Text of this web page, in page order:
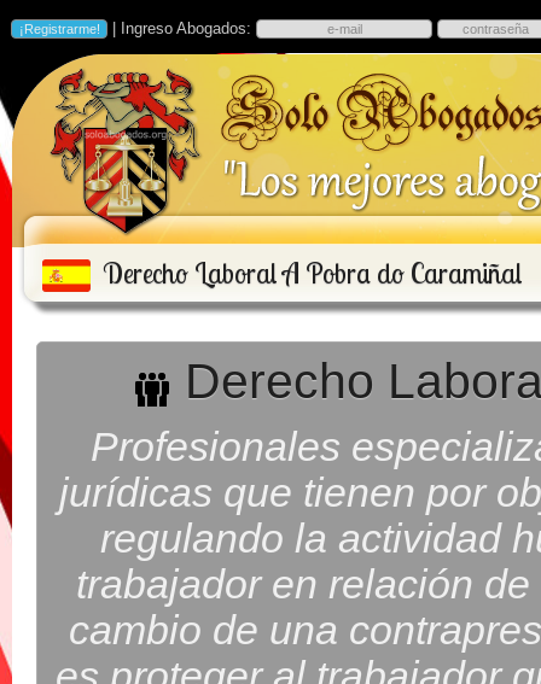
| Ingreso Abogados:
Derecho Laboral A Pobra do Caramiñal
Derecho
Profesionales
jurídicas que tienen por
regulando la actividad
trabajador en relación
cambio de una